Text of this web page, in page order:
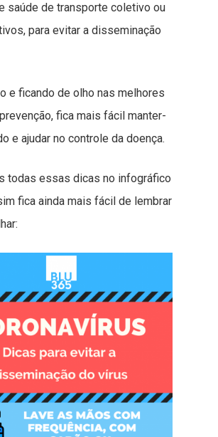
saúde de transporte coletivo ou
para evitar a disseminação
e ficando de olho nas melhores
fica mais fácil manter-
e ajudar no controle da doença.
todas essas dicas no infográfico
fica ainda mais fácil de lembrar